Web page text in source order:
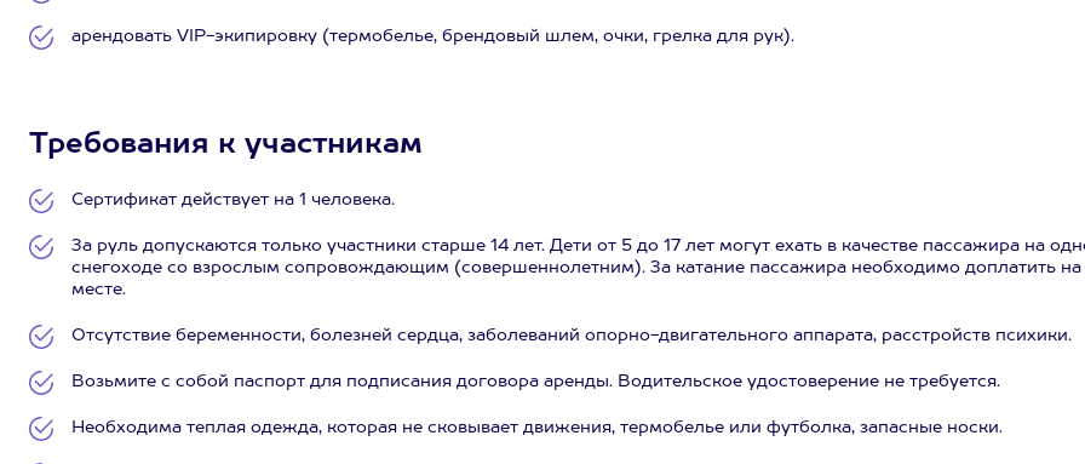
арендовать VIP-экипировку (термобелье, брендовый шлем, очки, грелка для рук).
Требования к участникам
Сертификат действует на 1 человека.
За руль допускаются только участники старше 14 лет. Дети от 5 до 17 лет могут ехать в качестве пассажира на
снегоходе со взрослым сопровождающим (совершеннолетним). За катание пассажира необходимо доплатить на
месте.
Отсутствие беременности, болезней сердца, заболеваний опорно-двигательного аппарата, расстройств психики.
Возьмите с собой паспорт для подписания договора аренды. Водительское удостоверение не требуется.
Необходима теплая одежда, которая не сковывает движения, термобелье или футболка, запасные носки.